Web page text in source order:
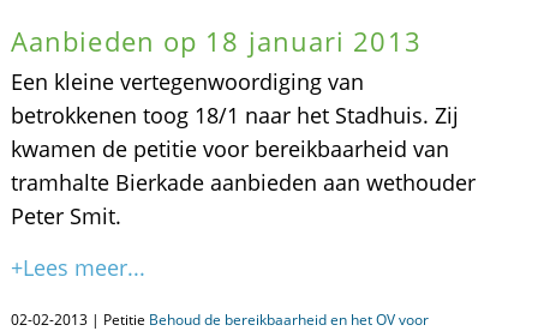
Aanbieden op 18 januari 2013
Een kleine vertegenwoordiging van
betrokkenen toog 18/1 naar het Stadhuis. Zij
kwamen de petitie voor bereikbaarheid van
tramhalte Bierkade aanbieden aan wethouder
Peter Smit.
+Lees meer...
02-02-2013 | Petitie Behoud de bereikbaarheid en het OV voor